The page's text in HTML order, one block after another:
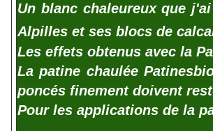
Un blanc chaleureux que
Alpilles et ses blocs de
Les effets obtenus avec la
La patine chaulée
poncés finement doivent
Pour les applications de la